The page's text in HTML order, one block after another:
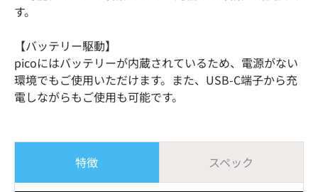
す。
【バッテリー駆動】
picoにはバッテリーが内蔵されているため、電源がない
環境でもご使用いただけます。また、USB-C端子から充
電しながらもご使用も可能です。
特徴 スペック